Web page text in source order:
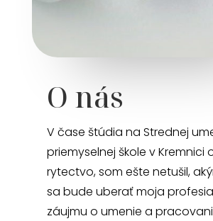
O nás
V čase štúdia na Strednej
priemyselnej škole v Kremnici
rytectvo, som ešte netušil,
sa bude uberať moja
záujmu o umenie a